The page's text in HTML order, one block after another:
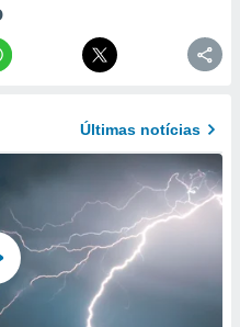
Últimas notícias